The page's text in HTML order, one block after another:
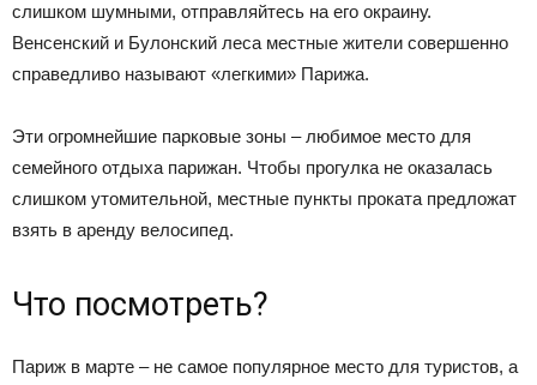
слишком шумными, отправляйтесь на его окраину.
Венсенский и Булонский леса местные жители совершенно
справедливо называют «легкими» Парижа.
Эти огромнейшие парковые зоны – любимое место для
семейного отдыха парижан. Чтобы прогулка не оказалась
слишком утомительной, местные пункты проката предложат
взять в аренду велосипед.
Что посмотреть?
Париж в марте – не самое популярное место для туристов, а